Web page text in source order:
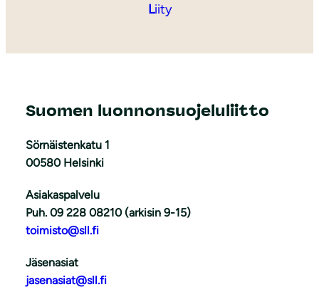
Liity
Suomen luonnonsuojeluliitto
Sörnäistenkatu 1
00580 Helsinki
Asiakaspalvelu
Puh. 09 228 08210 (arkisin 9-15)
toimisto@sll.fi
Jäsenasiat
jasenasiat@sll.fi